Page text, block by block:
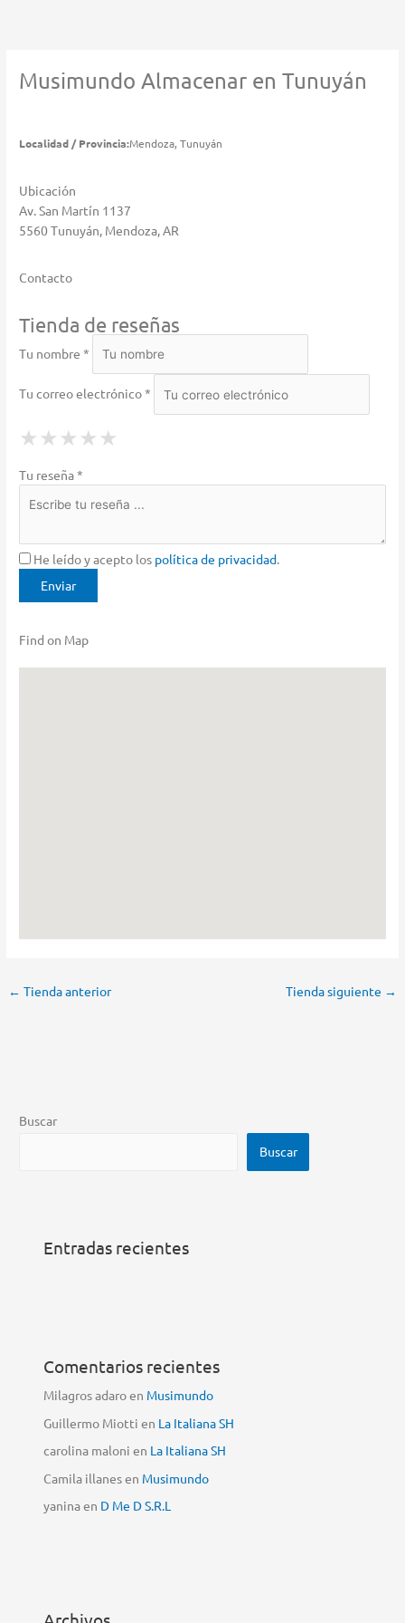
MusimundoAlmacenar en Tunuyán
Localidad / Provincia:Mendoza, Tunuyán
Ubicación
Av. San Martín 1137
5560 Tunuyán, Mendoza, AR
Contacto
Tienda de reseñas
Tu nombre *
Tu correo electrónico *
★ 1 Star
★ ★ 2 Stars
★ ★ ★ 3 Stars
★ ★ ★ ★ 4 Stars
★ ★ ★ ★ ★
Tu reseña *
He leído y acepto los política de privacidad.
Find on Map
← Tienda anterior Tienda siguiente →
Buscar
Buscar
Entradas recientes
Comentarios recientes
Milagros adaroen Musimundo
Guillermo Miotti en La Italiana SH
carolina maloni en La Italiana SH
Camila illanesen Musimundo
yaninaen D Me D S.R.L